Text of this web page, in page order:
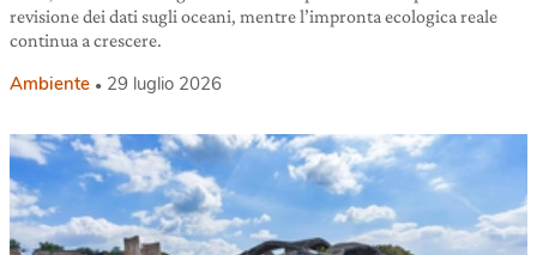
revisione dei dati sugli oceani, mentre l’impronta ecologica reale
continua a crescere.
Ambiente 29 luglio 2026